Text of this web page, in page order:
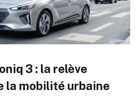
3 : la relève
la mobilité urbaine